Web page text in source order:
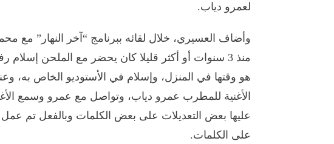
لعمرو دياب.
وأضاف العسيري، خلال لقائه ببرنامج “آخر النهار” مع محمد
منذ 3 سنوات أو أكثر قليلا كان يحضر مع الملحن
هو وقتها في المنزل، وإسلام في الأستوديو الخاص به،
الأغنية للمطرب عمرو دياب، وتواصل مع عمرو وسمع
عليها بعض التعديلات على بعض الكلمات وبالفعل تم عمل
على الكلمات.